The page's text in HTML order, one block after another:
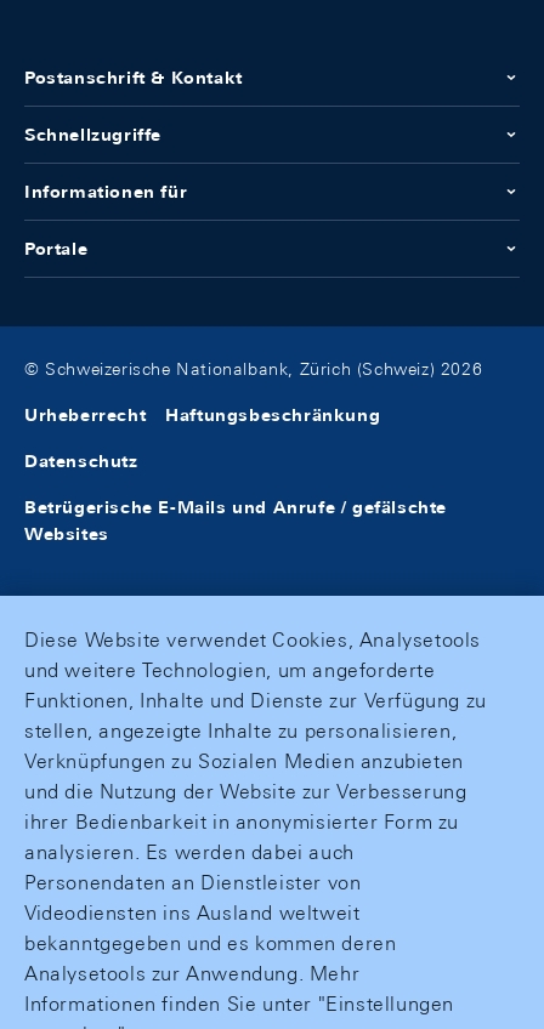
Postanschrift & Kontakt
Schnellzugriffe
Informationen für
Portale
© Schweizerische Nationalbank, Zürich (Schweiz) 2026
Urheberrecht Haftungsbeschränkung
Datenschutz
Betrügerische E-Mails und Anrufe / gefälschte
Websites
Diese Website verwendet Cookies, Analysetools
und weitere Technologien, um angeforderte
Funktionen, Inhalte und Dienste zur Verfügung zu
stellen, angezeigte Inhalte zu personalisieren,
Verknüpfungen zu Sozialen Medien anzubieten
und die Nutzung der Website zur Verbesserung
ihrer Bedienbarkeit in anonymisierter Form zu
analysieren. Es werden dabei auch
Personendaten an Dienstleister von
Videodiensten ins Ausland weltweit
bekanntgegeben und es kommen deren
Analysetools zur Anwendung. Mehr
Informationen finden Sie unter "Einstellungen